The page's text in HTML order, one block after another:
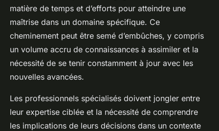
matière de temps et d’efforts pour atteindre une
maîtrise dans un domaine spécifique. Ce
cheminement peut être semé d’embûches, y compris
un volume accru de connaissances à assimiler et la
nécessité de se tenir constamment à jour avec les
nouvelles avancées.
Les professionnels spécialisés doivent jongler entre
leur expertise ciblée et la nécessité de comprendre
les implications de leurs décisions dans un contexte